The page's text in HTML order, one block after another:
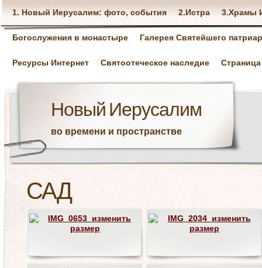
1. Новый Иерусалим: фото, события 2.Истра 3.Храмы
Богослужения в монастыре Галерея Святейшего
Ресурсы Интернет Святоотеческое наследие
Новый Иерусалим
во времени и пространстве
САД